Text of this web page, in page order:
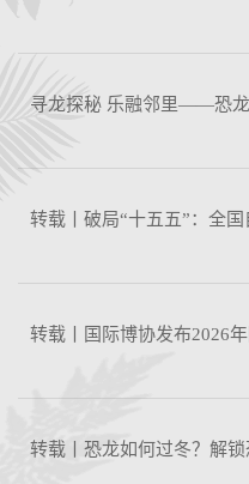
寻龙探秘 乐融邻里——恐龙
转载丨国际博协发布2026
转载丨恐龙如何过冬？解